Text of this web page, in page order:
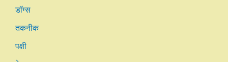
डॉग्स
तकनीक
पक्षी